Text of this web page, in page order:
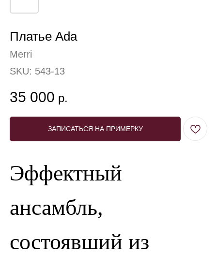
Платье Ada
Merri
SKU: 543-13
35 000 р.
ЗАПИСАТЬСЯ НА ПРИМЕРКУ
Эффектный
ансамбль,
состоявший из